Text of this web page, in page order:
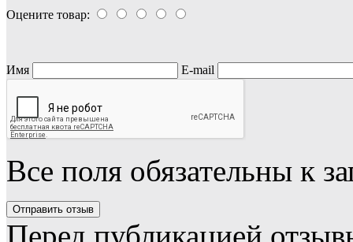
Оцените товар:
Имя E-mail
Все поля обязательны к